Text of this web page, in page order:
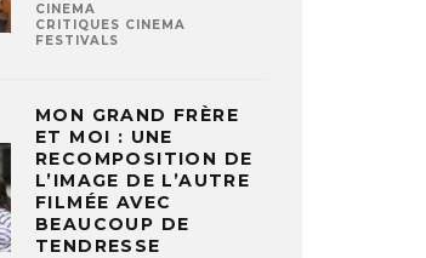
CINEMA
CRITIQUES CINEMA
FESTIVALS
MON GRAND FRÈRE
ET MOI : UNE
RECOMPOSITION DE
L’IMAGE DE L’AUTRE
FILMÉE AVEC
BEAUCOUP DE
TENDRESSE